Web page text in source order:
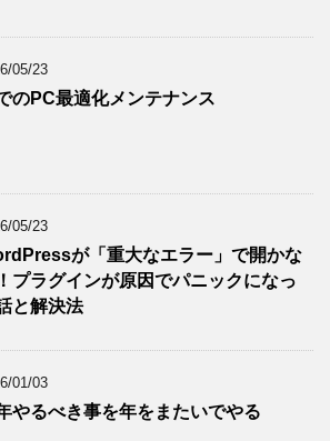
05/23
のPC最適化メンテナンス
05/23
が「重大なエラー」で開かな
プラグインが原因でパニックになっ
と解決法
01/03
やるべき事を年をまたいでやる